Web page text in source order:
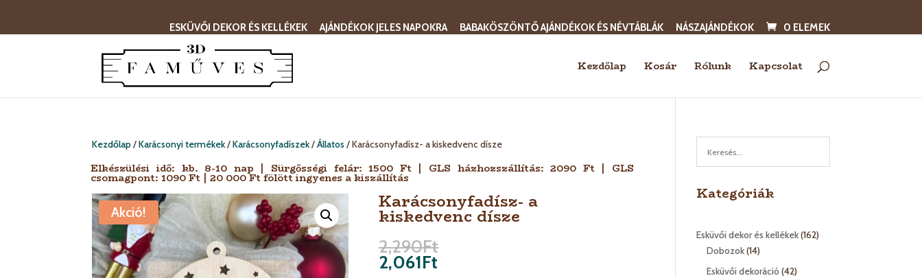
ESKÜVŐI DEKOR ÉS KELLÉKEK AJÁNDÉKOK JELES NAPOKRA BABAKÖSZÖNTŐ AJÁNDÉKOK ÉS NÉVTÁBLÁK NÁSZAJÁNDÉKOK 0 ELEMEK
Kezdőlap Kosár Rólunk Kapcsolat
Kezdőlap/Karácsonyi termékek/Karácsonyfadíszek/Állatos / Karácsonyfadísz- a kiskedvenc dísze
Elkészülési idő: kb. 8-10 nap | Sürgősségi felár: 1500 Ft | GLS házhozszállítás: 2090 Ft | GLS
csomagpont: 1090 Ft | 20 000 Ft fölött ingyenes a kiszállítás
Akció! Karácsonyfadísz- a
kiskedvenc dísze
2,290Ft
2,061Ft
Kategóriák
Esküvői dekor és kellékek 162162
Dobozok 1414
termék
Esküvői dekoráció 4242